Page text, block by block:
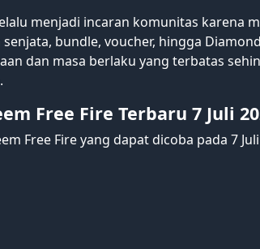
menjadi incaran komunitas karena
bundle, voucher, hingga
dan masa berlaku yang terbatas
Free Fire Terbaru 7 Juli
Free Fire yang dapat dicoba pada 7